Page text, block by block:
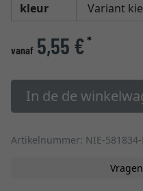
kleur
vanaf 5,55 €*
In de de
Artikelnummer: NIE-581834-